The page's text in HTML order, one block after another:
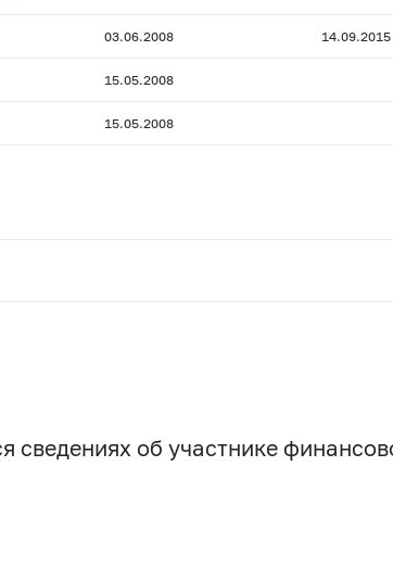
03.06.2008 14.09.2015
15.05.2008
15.05.2008
сведениях об участнике